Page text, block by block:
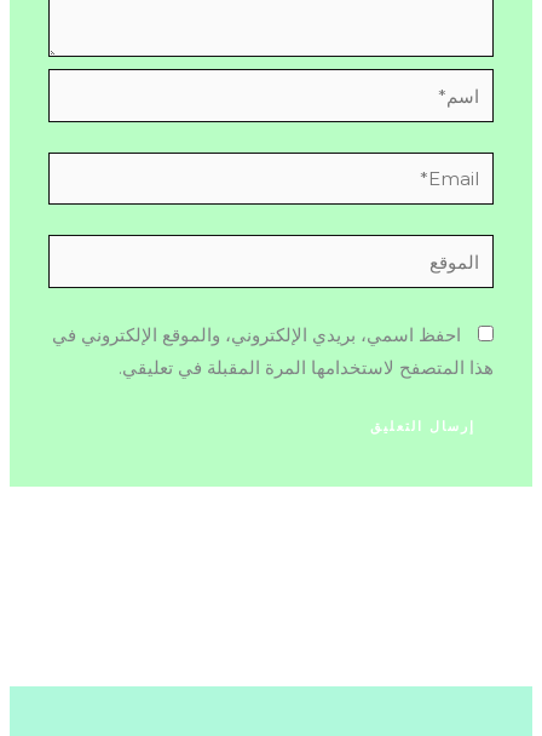
اسم*
Email*
الموقع
احفظ اسمي، بريدي الإلكتروني، والموقع الإلكتروني في
هذا المتصفح لاستخدامها المرة المقبلة في تعليقي.